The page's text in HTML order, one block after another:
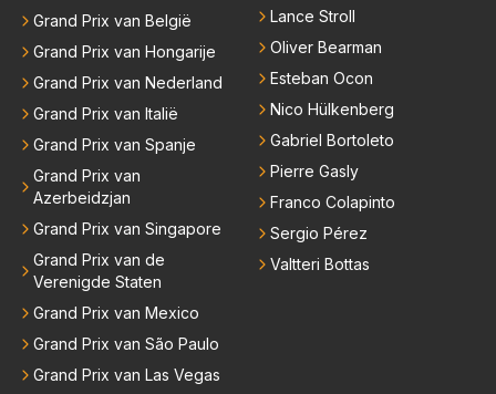
Grand Prix van België
Grand Prix van Hongarije
Grand Prix van Nederland
Grand Prix van Italië
Grand Prix van Spanje
Grand Prix van
Azerbeidzjan
Grand Prix van Singapore
Grand Prix van de
Verenigde Staten
Grand Prix van Mexico
Grand Prix van São Paulo
Grand Prix van Las Vegas
Lance Stroll
Oliver Bearman
Esteban Ocon
Nico Hülkenberg
Gabriel Bortoleto
Pierre Gasly
Franco Colapinto
Sergio Pérez
Valtteri Bottas